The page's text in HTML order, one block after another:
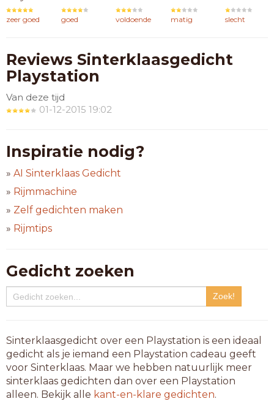
zeer goed goed voldoende matig slecht
Reviews Sinterklaasgedicht
Playstation
Van deze tijd
01-12-2015 19:02
Inspiratie nodig?
» AI Sinterklaas Gedicht
» Rijmmachine
» Zelf gedichten maken
» Rijmtips
Gedicht zoeken
Sinterklaasgedicht over een Playstation is een ideaal
gedicht als je iemand een Playstation cadeau geeft
voor Sinterklaas. Maar we hebben natuurlijk meer
sinterklaas gedichten dan over een Playstation
alleen. Bekijk alle kant-en-klare gedichten.